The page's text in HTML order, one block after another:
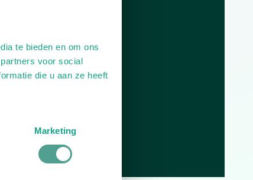
te bieden en om ons
voor social
die u aan ze heeft
Marketing